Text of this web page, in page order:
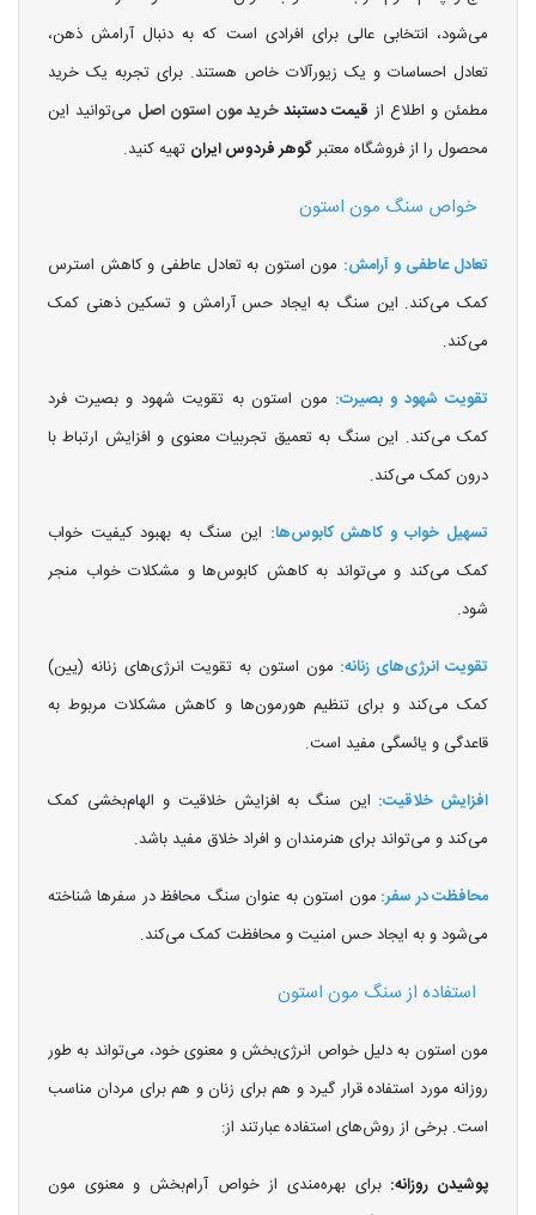
می‌شود، انتخابی عالی برای افرادی است که به دنبال آرامش ذهن،
تعادل احساسات و یک زیورآلات خاص هستند. برای تجربه یک خرید
مطمئن و اطلاع از قیمت دستبندخرید مون استون اصل می‌توانید این
محصول را از فروشگاه معتبرگوهر فردوس ایران تهیه کنید.
خواص سنگ مون استون
تعادل عاطفی و آرامش: مون استون به تعادل عاطفی و کاهش استرس
کمک می‌کند. این سنگ به ایجاد حس آرامش و تسکین ذهنی کمک
می‌کند.
تقویت شهود و بصیرت: مون استون به تقویت شهود و بصیرت فرد
کمک می‌کند. این سنگ به تعمیق تجربیات معنوی و افزایش ارتباط با
درون کمک می‌کند.
تسهیل خواب و کاهش کابوس‌ها: این سنگ به بهبود کیفیت خواب
کمک می‌کند و می‌تواند به کاهش کابوس‌ها و مشکلات خواب منجر
شود.
تقویت انرژی‌های زنانه: مون استون به تقویت انرژی‌های زنانه (یین)
کمک می‌کند و برای تنظیم هورمون‌ها و کاهش مشکلات مربوط به
قاعدگی و یائسگی مفید است.
افزایش خلاقیت: این سنگ به افزایش خلاقیت و الهام‌بخشی کمک
می‌کند و می‌تواند برای هنرمندان و افراد خلاق مفید باشد.
محافظت در سفر: مون استون به عنوان سنگ محافظ در سفرها شناخته
می‌شود و به ایجاد حس امنیت و محافظت کمک می‌کند.
استفاده از سنگ مون استون
مون استون به دلیل خواص انرژی‌بخش و معنوی خود، می‌تواند به طور
روزانه مورد استفاده قرار گیرد و هم برای زنان و هم برای مردان مناسب
است. برخی از روش‌های استفاده عبارتند از:
پوشیدن روزانه: برای بهره‌مندی از خواص آرام‌بخش و معنوی مون